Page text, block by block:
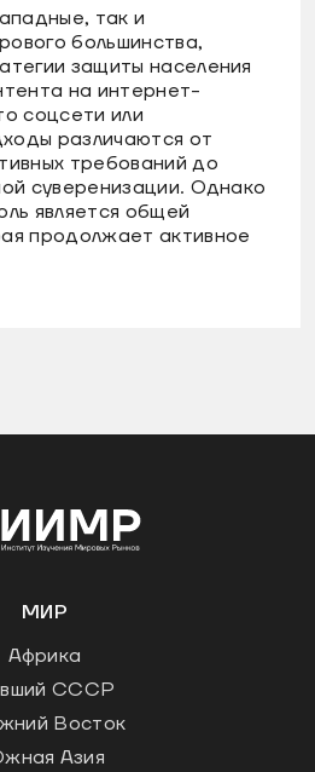
так и
большинства,
защиты населения
на интернет-
соцсети или
различаются от
требований до
суверенизации. Однако
является общей
продолжает активное
МИР
Африка
СССР
Восток
Азия